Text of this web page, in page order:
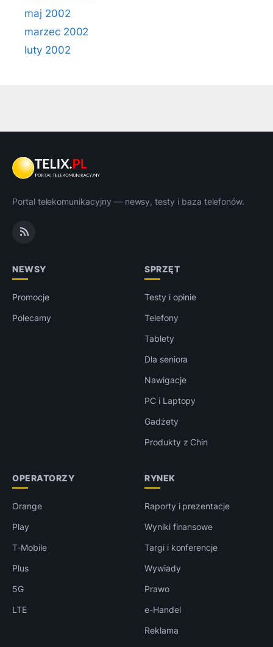
maj 2002
marzec 2002
luty 2002
Portal telekomunikacyjny — newsy, testy i baza telefonów.
NEWSY
Promocje
Polecamy
SPRZĘT
Testy i opinie
Telefony
Tablety
Dla seniora
Nawigacje
PC i Laptopy
Gadżety
Produkty z Chin
OPERATORZY
Orange
Play
T-Mobile
Plus
5G
LTE
RYNEK
Raporty i prezentacje
Wyniki finansowe
Targi i konferencje
Wywiady
Prawo
e-Handel
Reklama